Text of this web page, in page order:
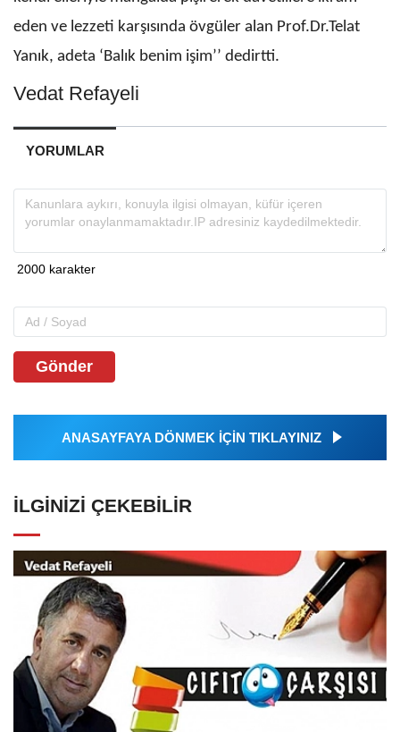
eden ve lezzeti karşısında övgüler alan Prof.Dr.Telat
Yanık, adeta ‘Balık benim işim’’ dedirtti.
Vedat Refayeli
YORUMLAR
Gönder
ANASAYFAYA DÖNMEK İÇİN TIKLAYINIZ
İLGINIZI ÇEKEBILIR